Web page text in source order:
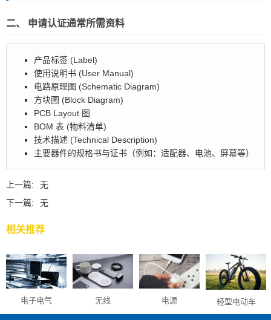
二、 申请认证通常所需资料
产品标签 (Label)
使用说明书 (User Manual)
电路原理图 (Schematic Diagram)
方块图 (Block Diagram)
PCB Layout 图
BOM 表 (物料清单)
技术描述 (Technical Description)
主要器件的规格书与证书（例如：适配器、电池、屏幕等）
上一篇:
无
下一篇:
无
相关推荐
电子电气 无线 电源 轻型电动车